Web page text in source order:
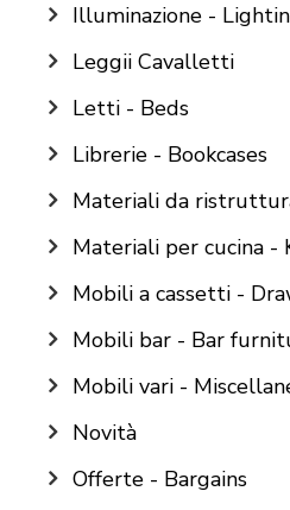
Illuminazione -
Leggii Cavalletti
Letti - Beds
Librerie - Bookcases
Materiali da
Materiali per cucina -
Mobili a cassetti -
Mobili bar - Bar
Mobili vari -
Novità
Offerte - Bargains